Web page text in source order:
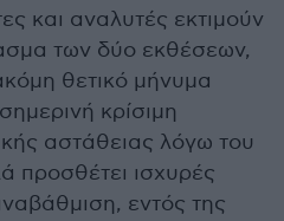
και αναλυτές εκτιμούν
των δύο εκθέσεων,
θετικό μήνυμα
κρίσιμη
αστάθειας λόγω του
προσθέτει ισχυρές
εντός της